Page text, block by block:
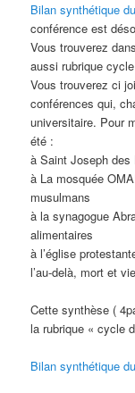
Bilan synthétique
conférence est
Vous trouverez
aussi rubrique
Vous trouverez ci
conférences qui,
universitaire. Pour
été :
à Saint Joseph
à La mosquée
musulmans
à la synagogue
alimentaires
à l’église
l’au-delà, mort et
Cette synthèse (
la rubrique « cycle
Bilan synthétique